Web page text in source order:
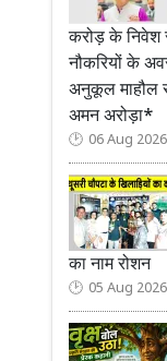
करोड़ के निवेश
नौकरियों के
अनुकूल माहौल
अमन अरोड़ा*
06 Aug
का नाम रोशन
05 Aug